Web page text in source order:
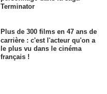
Terminator
Plus de 300 films en 47 ans de
carrière : c'est l'acteur qu'on a
le plus vu dans le cinéma
français !